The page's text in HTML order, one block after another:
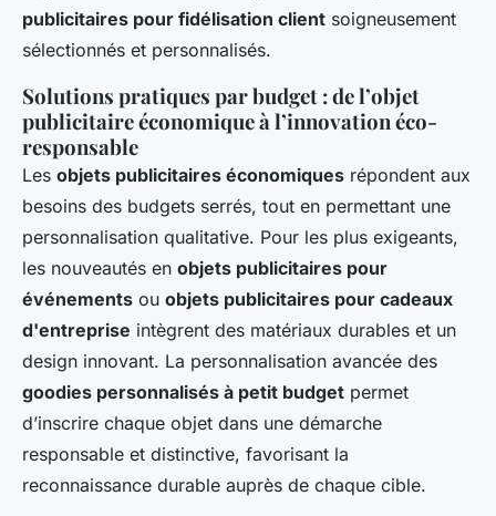
publicitaires pour fidélisation client soigneusement
sélectionnés et personnalisés.
Solutions pratiques par budget : de l’objet
publicitaire économique à l’innovation éco-
responsable
Les objets publicitaires économiques répondent aux
besoins des budgets serrés, tout en permettant une
personnalisation qualitative. Pour les plus exigeants,
les nouveautés en objets publicitaires pour
événements ou objets publicitaires pour cadeaux
d'entreprise intègrent des matériaux durables et un
design innovant. La personnalisation avancée des
goodies personnalisés à petit budget permet
d’inscrire chaque objet dans une démarche
responsable et distinctive, favorisant la
reconnaissance durable auprès de chaque cible.